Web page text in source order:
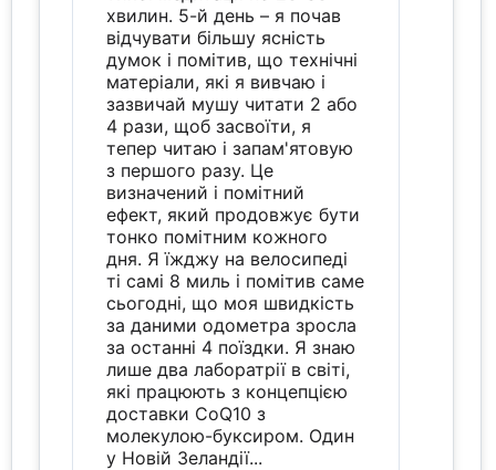
хвилин. 5-й день – я почав
відчувати більшу ясність
думок і помітив, що технічні
матеріали, які я вивчаю і
зазвичай мушу читати 2 або
4 рази, щоб засвоїти, я
тепер читаю і запам'ятовую
з першого разу. Це
визначений і помітний
ефект, який продовжує бути
тонко помітним кожного
дня. Я їжджу на велосипеді
ті самі 8 миль і помітив саме
сьогодні, що моя швидкість
за даними одометра зросла
за останні 4 поїздки. Я знаю
лише два лаборатрії в світі,
які працюють з концепцією
доставки CoQ10 з
молекулою-буксиром. Один
у Новій Зеландії...